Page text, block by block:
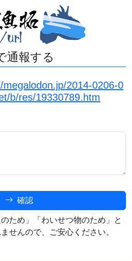
通報する
megalodon.jp/2014-0206-0
b/res/19330789.htm
確認
ため」「わいせつ物のため」と
せんので、ご安心ください。